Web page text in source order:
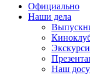
Официально
Наши дела
Наш